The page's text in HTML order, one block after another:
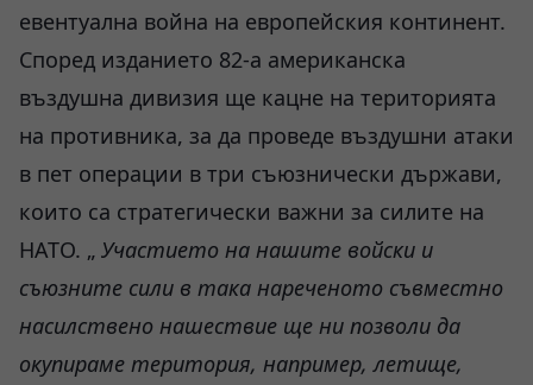
евентуална война на европейския континент.
Според изданието 82-а американска
въздушна дивизия ще кацне на територията
на противника, за да проведе въздушни атаки
в пет операции в три съюзнически държави,
които са стратегически важни за силите на
НАТО. „ Участието на нашите войски и
съюзните сили в така нареченото съвместно
насилствено нашествие ще ни позволи да
окупираме територия, например, летище,